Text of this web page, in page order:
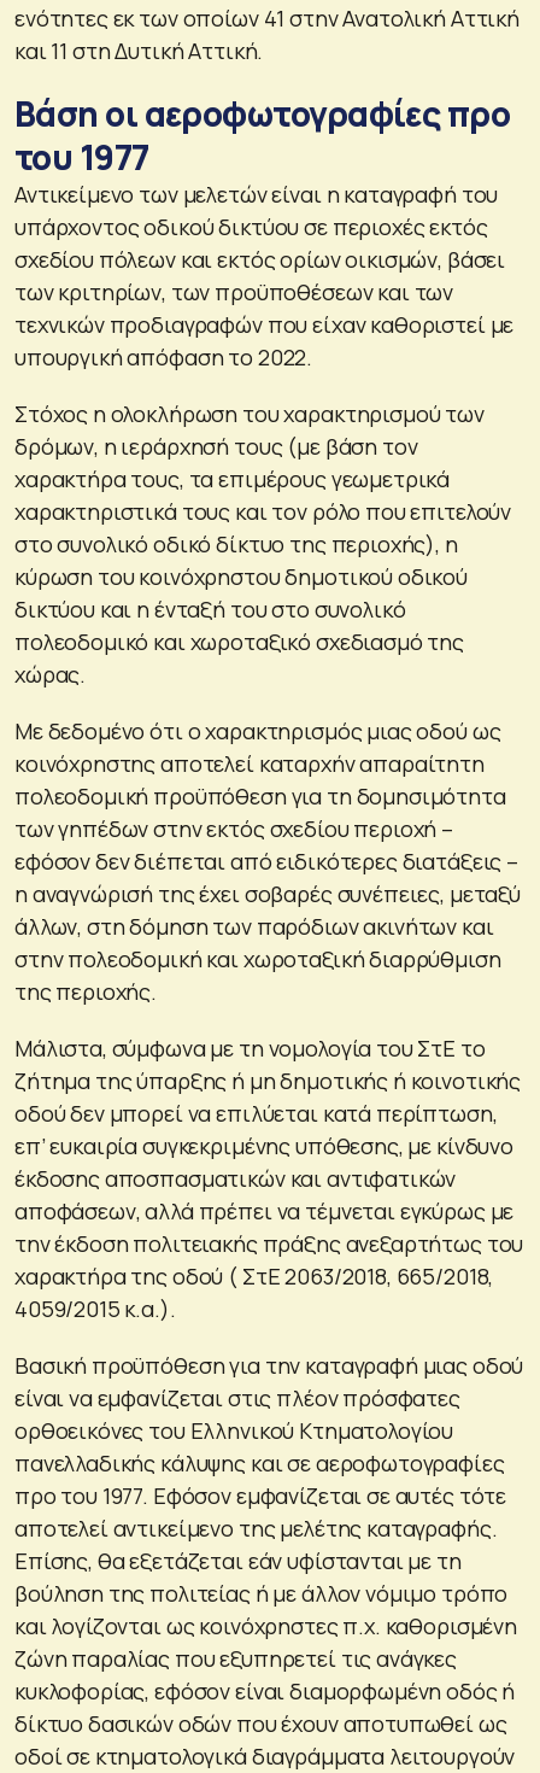
ενότητες εκ των οποίων 41 στην Ανατολική Αττική
και 11 στη Δυτική Αττική.
Βάση οι αεροφωτογραφίες προ
του 1977
Αντικείμενο των μελετών είναι η καταγραφή του
υπάρχοντος οδικού δικτύου σε περιοχές εκτός
σχεδίου πόλεων και εκτός ορίων οικισμών, βάσει
των κριτηρίων, των προϋποθέσεων και των
τεχνικών προδιαγραφών που είχαν καθοριστεί με
υπουργική απόφαση το 2022.
Στόχος η ολοκλήρωση του χαρακτηρισμού των
δρόμων, η ιεράρχησή τους (με βάση τον
χαρακτήρα τους, τα επιμέρους γεωμετρικά
χαρακτηριστικά τους και τον ρόλο που επιτελούν
στο συνολικό οδικό δίκτυο της περιοχής), η
κύρωση του κοινόχρηστου δημοτικού οδικού
δικτύου και η ένταξή του στο συνολικό
πολεοδομικό και χωροταξικό σχεδιασμό της
χώρας.
Με δεδομένο ότι ο χαρακτηρισμός μιας οδού ως
κοινόχρηστης αποτελεί καταρχήν απαραίτητη
πολεοδομική προϋπόθεση για τη δομησιμότητα
των γηπέδων στην εκτός σχεδίου περιοχή –
εφόσον δεν διέπεται από ειδικότερες διατάξεις –
η αναγνώρισή της έχει σοβαρές συνέπειες, μεταξύ
άλλων, στη δόμηση των παρόδιων ακινήτων και
στην πολεοδομική και χωροταξική διαρρύθμιση
της περιοχής.
Μάλιστα, σύμφωνα με τη νομολογία του ΣτΕ το
ζήτημα της ύπαρξης ή μη δημοτικής ή κοινοτικής
οδού δεν μπορεί να επιλύεται κατά περίπτωση,
επ’ ευκαιρία συγκεκριμένης υπόθεσης, με κίνδυνο
έκδοσης αποσπασματικών και αντιφατικών
αποφάσεων, αλλά πρέπει να τέμνεται εγκύρως με
την έκδοση πολιτειακής πράξης ανεξαρτήτως του
χαρακτήρα της οδού ( ΣτΕ 2063/2018, 665/2018,
4059/2015 κ.α.).
Βασική προϋπόθεση για την καταγραφή μιας οδού
είναι να εμφανίζεται στις πλέον πρόσφατες
ορθοεικόνες του Ελληνικού Κτηματολογίου
πανελλαδικής κάλυψης και σε αεροφωτογραφίες
προ του 1977. Εφόσον εμφανίζεται σε αυτές τότε
αποτελεί αντικείμενο της μελέτης καταγραφής.
Επίσης, θα εξετάζεται εάν υφίστανται με τη
βούληση της πολιτείας ή με άλλον νόμιμο τρόπο
και λογίζονται ως κοινόχρηστες π.χ. καθορισμένη
ζώνη παραλίας που εξυπηρετεί τις ανάγκες
κυκλοφορίας, εφόσον είναι διαμορφωμένη οδός ή
δίκτυο δασικών οδών που έχουν αποτυπωθεί ως
οδοί σε κτηματολογικά διαγράμματα λειτουργούν